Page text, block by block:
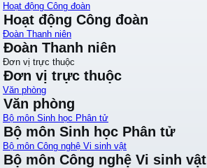
Hoạt động Công đoàn
Hoạt động Công đoàn
Đoàn Thanh niên
Đoàn Thanh niên
Đơn vị trực thuộc
Đơn vị trực thuộc
Văn phòng
Văn phòng
Bộ môn Sinh học Phân tử
Bộ môn Sinh học Phân tử
Bộ môn Công nghệ Vi sinh vật
Bộ môn Công nghệ Vi sinh vật